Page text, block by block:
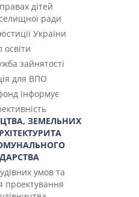
дітей
ради
України
освіти
зайнятості
для ВПО
інформує
ЗЕМЕЛЬНИХ
умов та
проектування